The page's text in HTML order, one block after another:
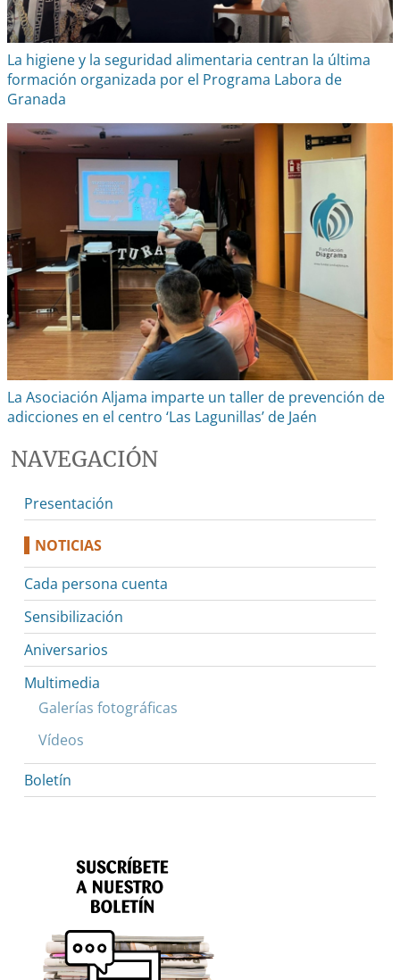
La higiene y la seguridad alimentaria centran la última
formación organizada por el Programa Labora de
Granada
La Asociación Aljama imparte un taller de prevención de
adicciones en el centro ‘Las Lagunillas’ de Jaén
NAVEGACIÓN
Presentación
NOTICIAS
Cada persona cuenta
Sensibilización
Aniversarios
Multimedia
Galerías fotográficas
Vídeos
Boletín